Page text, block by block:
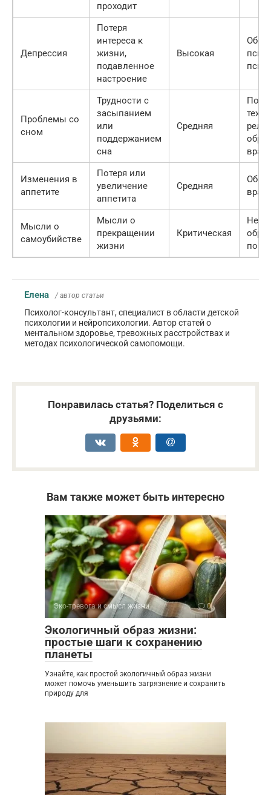
проходит
Депрессия
Потеря
интереса к
жизни,
подавленное
настроение
Высокая
Проблемы со
сном
Трудности с
засыпанием
или
поддержанием
сна
Средняя
врачу
Изменения в
аппетите
Потеря или
увеличение
аппетита
Средняя
врачу
Мысли о
самоубийстве
Мысли о
прекращении
жизни
Критическая
Елена / автор статьи
Психолог-консультант, специалист в области детской
психологии и нейропсихологии. Автор статей о
ментальном здоровье, тревожных расстройствах и
методах психологической самопомощи.
Понравилась статья? Поделиться с
друзьями:
Вам также может быть интересно
Эко-тревога и смысл жизни 0
Экологичный образ жизни:
простые шаги к сохранению
планеты
Узнайте, как простой экологичный образ жизни
может помочь уменьшить загрязнение и сохранить
природу для